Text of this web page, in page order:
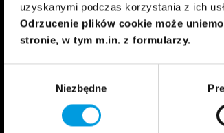
uzyskanymi podczas korzystania z ich
Odrzucenie plików cookie może
stronie, w tym m.in. z formularzy.
Niezbędne